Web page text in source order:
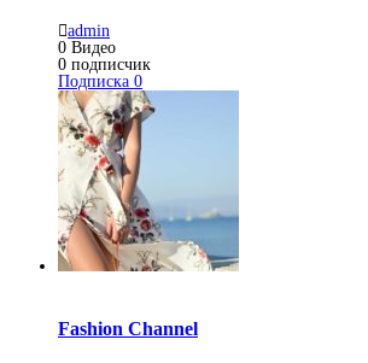
admin
0 Видео
0 подписчик
Подписка 0
Fashion Channel